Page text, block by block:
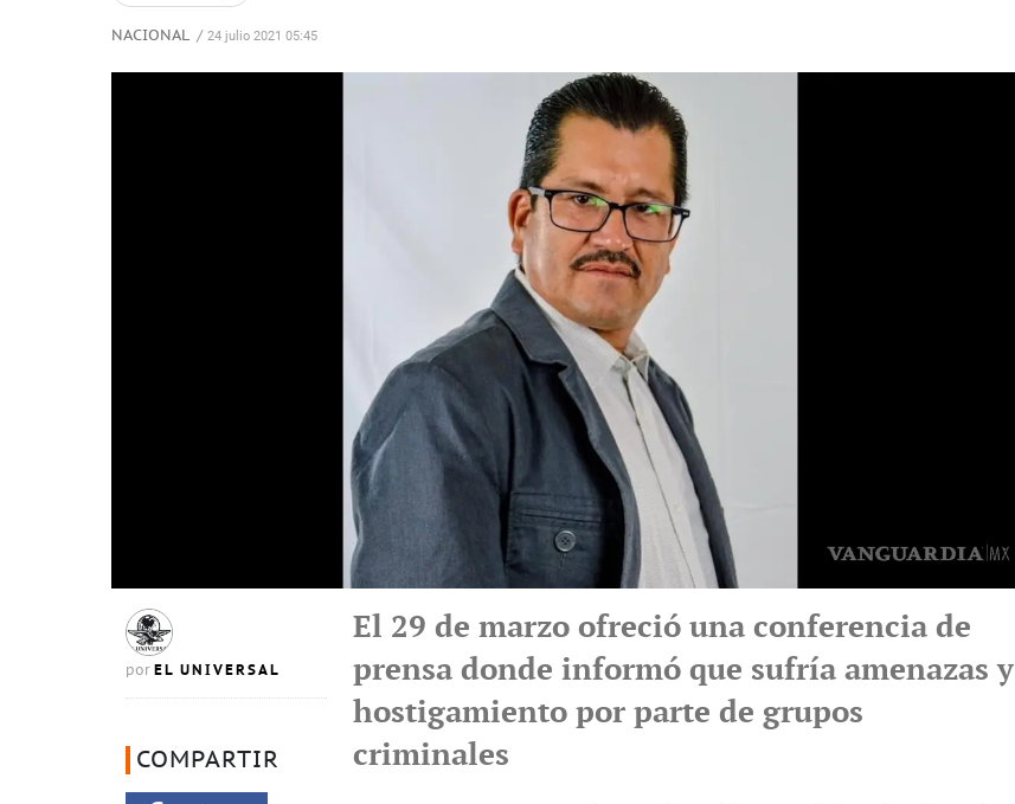
NACIONAL / 24 julio 2021 05:45
por EL UNIVERSAL
COMPARTIR
El 29 de marzo ofreció una conferencia de
prensa donde informó que sufría amenazas y
hostigamiento por parte de grupos
criminales